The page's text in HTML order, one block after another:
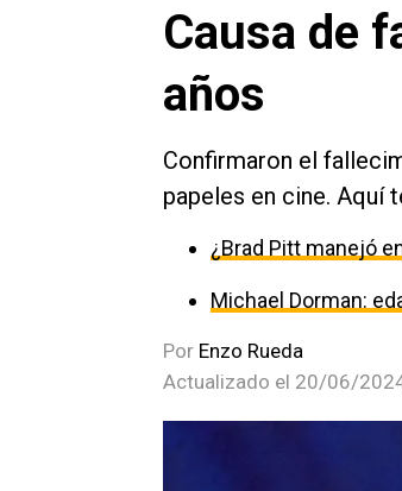
Causa de
años
Confirmaron el
papeles en cine. Aquí
¿Brad Pitt manejó
Michael Dorman:
Por Enzo Rueda
Actualizado el 20/06/